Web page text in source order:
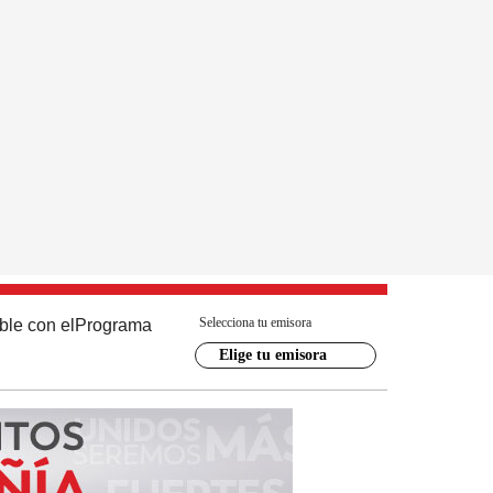
con el Programa Selecciona tu emisora
Elige tu emisora